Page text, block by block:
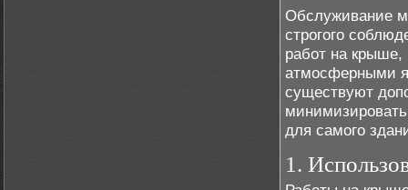
Обслуживание
строгого
работ на крыше,
атмосферными
существуют
для самого
1.